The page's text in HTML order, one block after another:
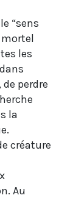
“sens
mortel
les
perdre
la
créature
Au